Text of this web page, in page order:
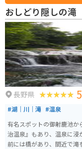
おしどり隠しの滝
長野県 5
#湖｜川｜滝 #温泉
有名スポットの御射鹿池
治温泉』もあり、温泉に浸
前には橋があり、間近で滝